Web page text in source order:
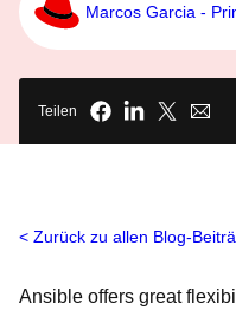
Marcos Garcia -
Teilen
Zurück zu allen Blog-
Ansible offers great